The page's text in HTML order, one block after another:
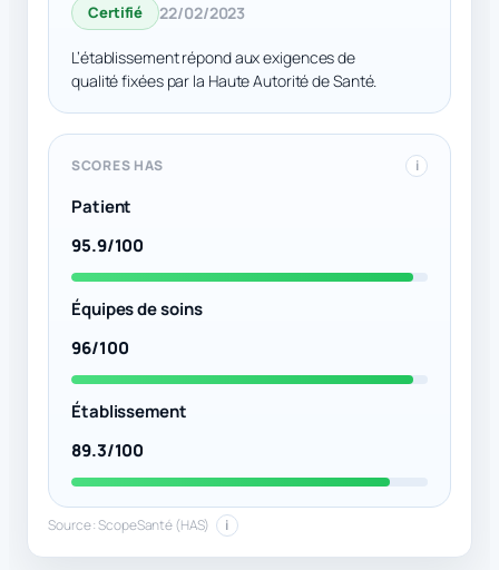
Certifié 22/02/2023
L’établissement répond aux exigences de
qualité fixées par la Haute Autorité de Santé.
SCORES HAS i
Patient
95.9/100
Équipes de soins
96/100
Établissement
89.3/100
Source : ScopeSanté (HAS) i